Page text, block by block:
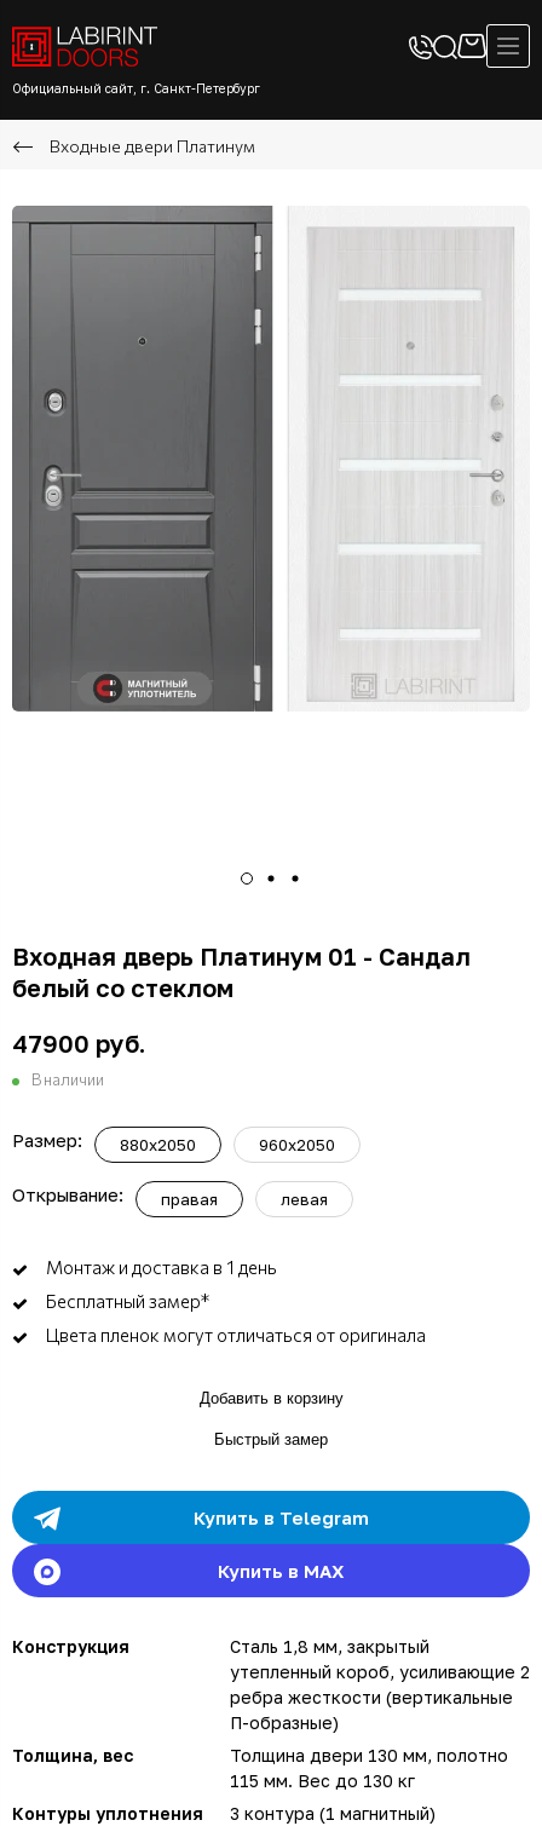
Официальный сайт, г. Санкт-Петербург
Входные двери Платинум
Входная дверь Платинум 01 - Сандал
белый со стеклом
47900 руб.
В наличии
Размер: 880x2050 960x2050
Открывание: правая левая
Монтаж и доставка в 1 день
Бесплатный замер*
Цвета пленок могут отличаться от оригинала
Добавить в корзину
Быстрый замер
Купить в Telegram
Купить в MAX
Конструкция
Сталь 1,8 мм, закрытый
утепленный короб, усиливающие 2
ребра жесткости (вертикальные
П-образные)
Толщина, вес
Толщина двери 130 мм, полотно
115 мм. Вес до 130 кг
Контуры уплотнения
3 контура (1 магнитный)